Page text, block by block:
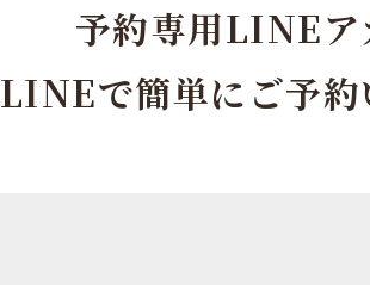
予約専用LINEア
LINEで簡単にご予